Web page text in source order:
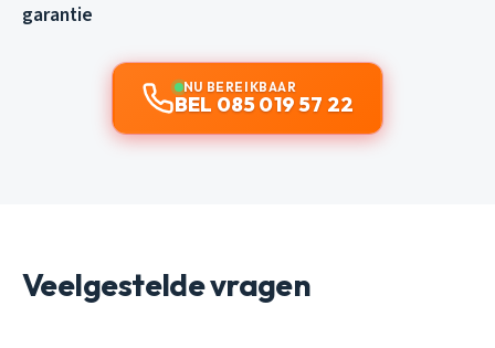
garantie
NU BEREIKBAAR
BEL 085 019 57 22
Veelgestelde vragen